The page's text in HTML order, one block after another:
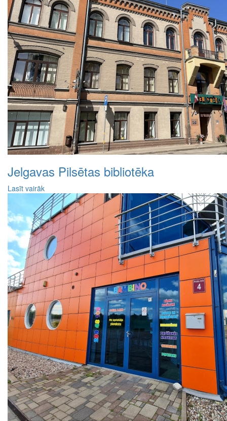
Jelgavas Pilsētas bibliotēka
Lasīt vairāk